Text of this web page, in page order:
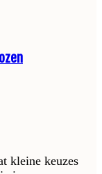
kleine keuzes